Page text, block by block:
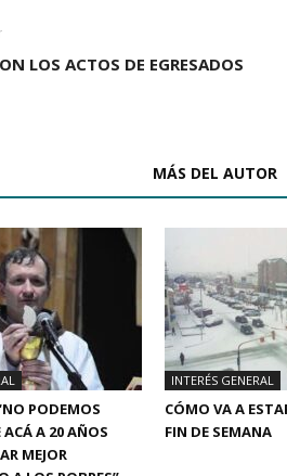
LOS ACTOS DE EGRESADOS
MÁS DEL AUTOR
PODEMOS
ACÁ A 20 AÑOS
MEJOR
INTERÉS GENERAL
CÓMO VA A
FIN DE SEMANA